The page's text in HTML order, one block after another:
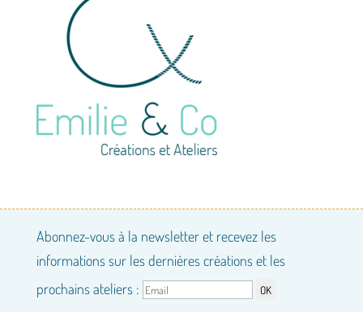
Abonnez-vous à la newsletter et recevez les
informations sur les dernières créations et les
prochains ateliers :